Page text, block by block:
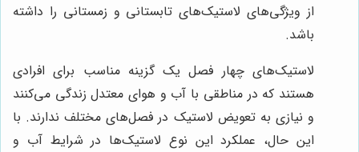
از ویژگی‌های لاستیک‌های تابستانی و زمستانی را داشته
باشد.
لاستیک‌های چهار فصل یک گزینه مناسب برای افرادی
هستند که در مناطقی با آب و هوای معتدل زندگی می‌کنند
و نیازی به تعویض لاستیک در فصل‌های مختلف ندارند. با
این حال، عملکرد این نوع لاستیک‌ها در شرایط آب و